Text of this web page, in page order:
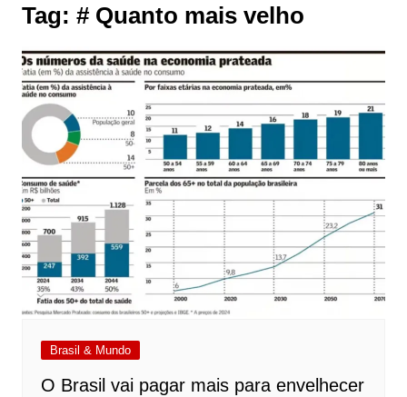
Tag: # Quanto mais velho
Brasil & Mundo
O Brasil vai pagar mais para envelhecer